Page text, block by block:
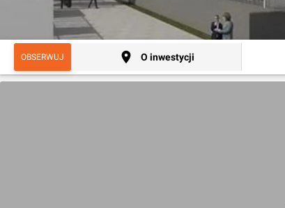
OBSERWUJ O inwestycji